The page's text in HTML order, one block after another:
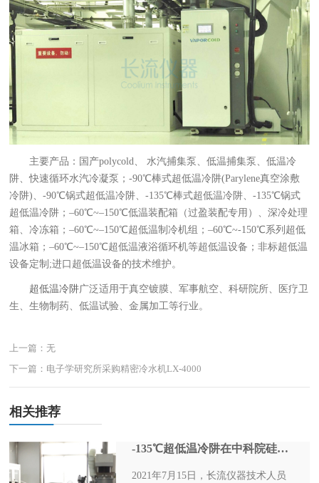
主要产品：国产polycold、 水汽捕集泵、低温捕集泵、低温冷
阱、快速循环水汽冷凝泵；-90℃棒式超低温冷阱(Parylene真空涂敷
冷阱)、-90℃锅式超低温冷阱、-135℃棒式超低温冷阱、-135℃锅式
超低温冷阱；–60℃~–150℃低温装配箱（过盈装配专用）、深冷处理
箱、冷冻箱；–60℃~–150℃超低温制冷机组；–60℃~-150℃系列超低
温冰箱；–60℃~–150℃­超低温液浴循环机等超低温设备；非标超低温
设备定制;进口超低温设备的技术维护。
超低温冷阱广泛适用于真空镀膜、军事航空、科研院所、医疗卫
生、生物制药、低温试验、金属加工等行业。
上一篇：无
下一篇：电子学研究所采购精密冷水机LX-4000
相关推荐
-135℃超低温冷阱在中科院硅酸盐研究所进场安装
2021年7月15日，长流仪器技术人员